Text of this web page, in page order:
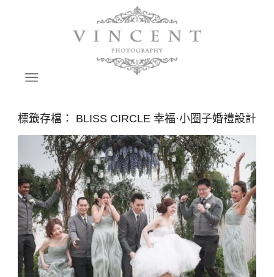
標籤存檔： BLISS CIRCLE 幸福·小圈子婚禮設計